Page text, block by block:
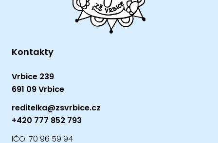
Kontakty
Vrbice 239
691 09 Vrbice
reditelka@zsvrbice.cz
+420 777 852 793
IČO: 70 96 59 94